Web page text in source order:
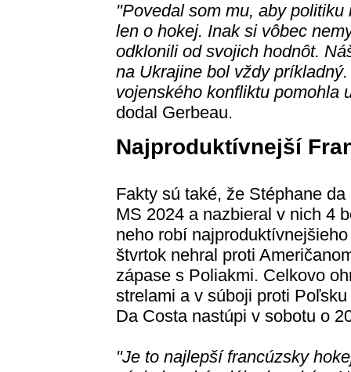
"Povedal som mu, aby
len o hokej. Inak si vôbec
odklonili od svojich hodnôt.
na Ukrajine bol vždy
vojenského konfliktu pomohla
dodal Gerbeau.
Najproduktívnejší
Fakty sú také, že Stéphane
MS 2024 a nazbieral v nich 4
neho robí
štvrtok nehral proti
zápase s Poliakmi. Celkovo
strelami a v súboji proti
Da Costa nastúpi v sobotu o
"Je to najlepší francúzsky